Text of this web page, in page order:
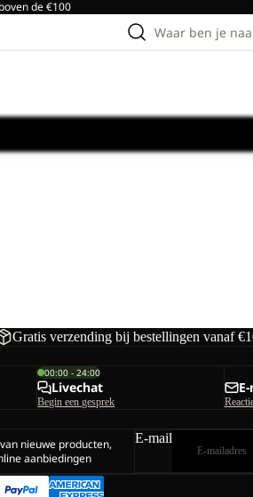
de €100
Waar ben je
Gratis verzending bij bestellingen vanaf
00:00 - 24:00
Livechat
Begin een gesprek
nieuwe producten,
aanbiedingen
E-mail